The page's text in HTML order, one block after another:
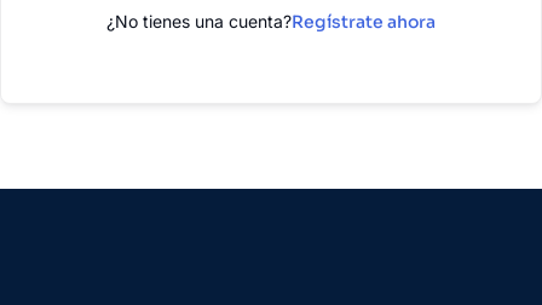
¿No tienes una cuenta?Regístrate ahora